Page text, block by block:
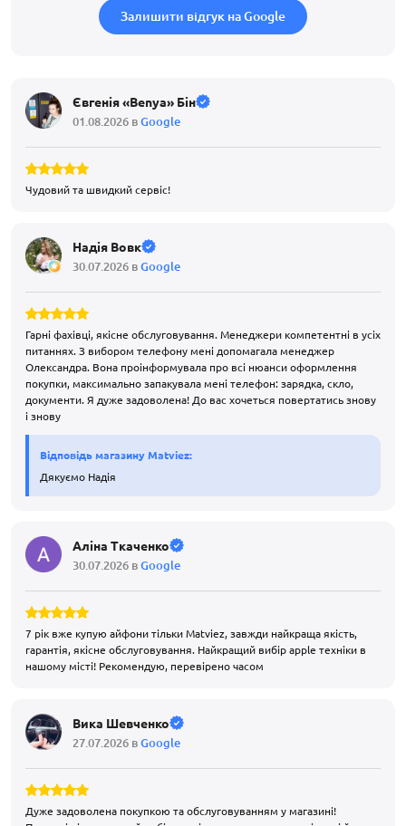
Залишити відгук на Google
Євгенія «Benya» Бін
01.08.2026 вGoogle
Чудовий та швидкий сервіс!
Надія Вовк
30.07.2026 вGoogle
Гарні фахівці, якісне обслуговування. Менеджери компетентні в усіх
питаннях. З вибором телефону мені допомагала менеджер
Олександра. Вона проінформувала про всі нюанси оформлення
покупки, максимально запакувала мені телефон: зарядка, скло,
документи. Я дуже задоволена! До вас хочеться повертатись знову
і знову
Відповідь магазину Matviez:
Дякуємо Надія
Аліна Ткаченко
30.07.2026 вGoogle
7 рік вже купую айфони тільки Matviez, завжди найкраща якість,
гарантія, якісне обслуговування. Найкращий вибір apple техніки в
нашому місті! Рекомендую, перевірено часом
Вика Шевченко
27.07.2026 вGoogle
Дуже задоволена покупкою та обслуговуванням у магазині!